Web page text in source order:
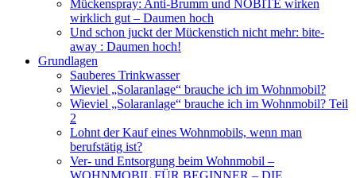
Mückenspray: Anti-Brumm und NOBITE wirken
wirklich gut – Daumen hoch
Und schon juckt der Mückenstich nicht mehr: bite-
away : Daumen hoch!
Grundlagen
Sauberes Trinkwasser
Wieviel „Solaranlage“ brauche ich im Wohnmobil?
Wieviel „Solaranlage“ brauche ich im Wohnmobil? Teil
2
Lohnt der Kauf eines Wohnmobils, wenn man
berufstätig ist?
Ver- und Entsorgung beim Wohnmobil –
WOHNMOBIL FÜR BEGINNER – DIE